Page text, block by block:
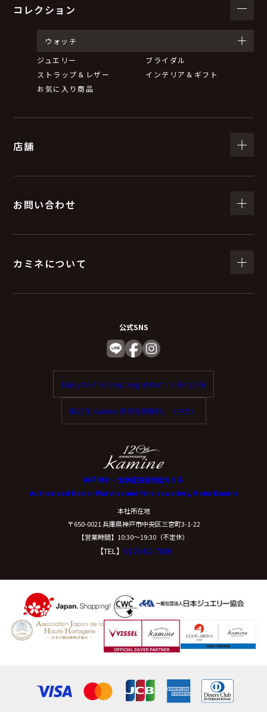
コレクション
ウォッチ
ジュエリー
ブライダル
ストラップ＆レザー
インテリア＆ギフト
お気に入り商品
店舗
お問い合わせ
カミネについて
公式SNS
Enjoy tax-free shopping at Kamine. (English)
歡迎在 Kamine 享受免稅購物。（中文）
神戸 時計・宝飾正規販売店カミネ
Authorized Dealer Watches and Fine Jewellery, Kobe Kamine
本社所在地
〒650-0021 兵庫県神戸市中央区三宮町3-1-22
【営業時間】10:30〜19:30（不定休）
【TEL】 0120-02-7039